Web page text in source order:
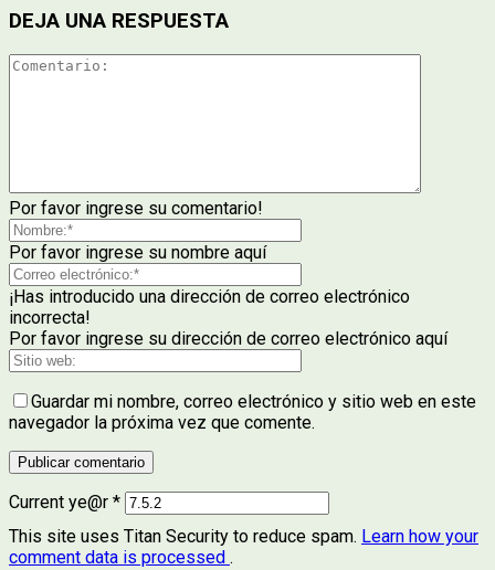
DEJA UNA RESPUESTA
Por favor ingrese su comentario!
Por favor ingrese su nombre aquí
¡Has introducido una dirección de correo electrónico
incorrecta!
Por favor ingrese su dirección de correo electrónico aquí
Guardar mi nombre, correo electrónico y sitio web en este
navegador la próxima vez que comente.
Current ye@r *
This site uses Titan Security to reduce spam. Learn how your
comment data is processed .